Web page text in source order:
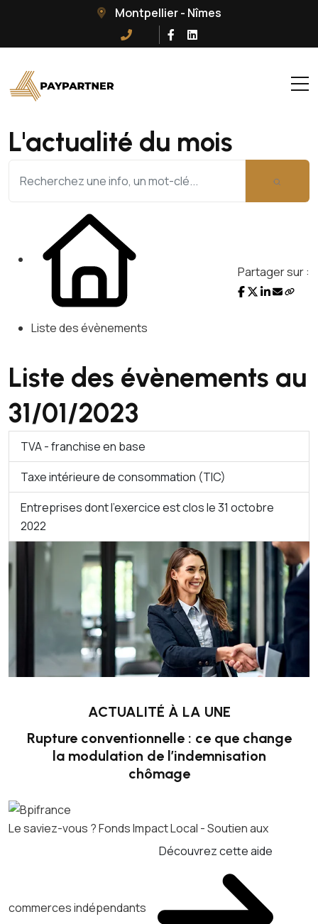
Montpellier - Nîmes
L'actualité du mois
Liste des évènements
Partager sur :
Liste des évènements au
31/01/2023
TVA - franchise en base
Taxe intérieure de consommation (TIC)
Entreprises dont l'exercice est clos le 31 octobre
2022
ACTUALITÉ À LA UNE
Rupture conventionnelle : ce que change
la modulation de l’indemnisation
chômage
Le saviez-vous ?Fonds Impact Local - Soutien aux
commerces indépendants
Découvrez cette aide